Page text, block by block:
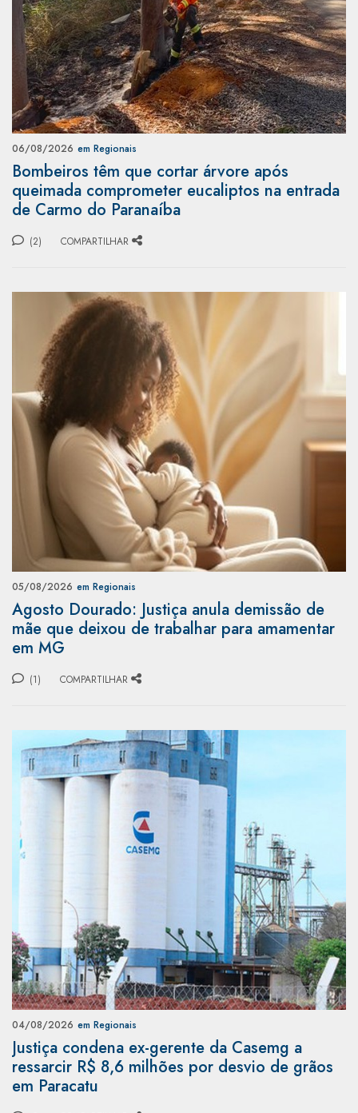
06/08/2026 em Regionais
Bombeiros têm que cortar árvore após
queimada comprometer eucaliptos na entrada
de Carmo do Paranaíba
(2) COMPARTILHAR
05/08/2026 em Regionais
Agosto Dourado: Justiça anula demissão de
mãe que deixou de trabalhar para amamentar
em MG
(1) COMPARTILHAR
04/08/2026 em Regionais
Justiça condena ex-gerente da Casemg a
ressarcir R$ 8,6 milhões por desvio de grãos
em Paracatu